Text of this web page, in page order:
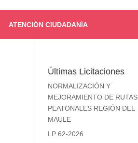
ATENCIÓN CIUDADANÍA
Últimas Licitaciones
NORMALIZACIÓN Y
MEJORAMIENTO DE RUTAS
PEATONALES REGIÓN DEL
MAULE
LP 62-2026